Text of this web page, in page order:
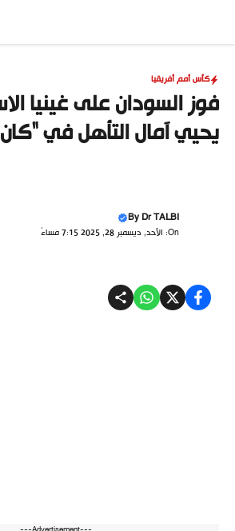
المحتوى
كأس أمم أفريقيا
يحيي آمال التأهل في “كان 2025”
ByDr TALBI
On: الأحد, ديسمبر 28, 2025 7:15 مساءً